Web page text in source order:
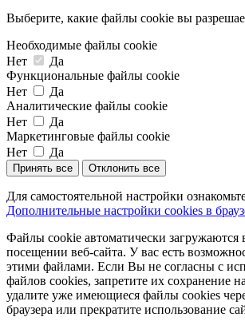
Выберите, какие файлы cookie вы
Необходимые файлы cookie
Нет
Да
Функциональные файлы cookie
Нет
Да
Аналитические файлы cookie
Нет
Да
Маркетинговые файлы cookie
Нет
Да
Принять все Отклонить все
Для самостоятельной настройки
Дополнительные настройки cookies в
Файлы cookie автоматически загружаются
посещении веб-сайта. У вас есть
этими файлами. Если Вы не согласны с
файлов cookies, запретите их сохранение
удалите уже имеющиеся файлы cookies
браузера или прекратите использование